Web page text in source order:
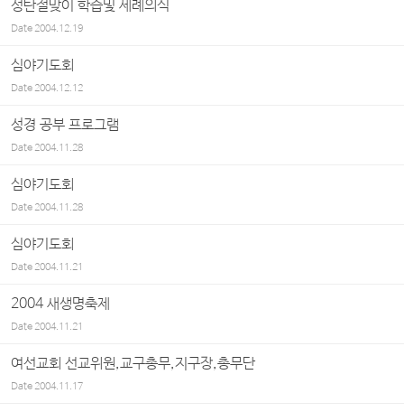
성탄절맞이 학습및 세례의식
Date2004.12.19
심야기도회
Date2004.12.12
성경 공부 프로그램
Date2004.11.28
심야기도회
Date2004.11.28
심야기도회
Date2004.11.21
2004 새생명축제
Date2004.11.21
여선교회 선교위원,교구총무,지구장,총무단
Date2004.11.17